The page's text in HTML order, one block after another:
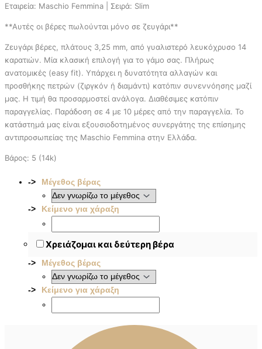
Εταιρεία: Maschio Femmina | Σειρά: Slim
**Αυτές οι βέρες πωλούνται μόνο σε ζευγάρι**
Ζευγάρι βέρες, πλάτους 3,25 mm, από γυαλιστερό λευκόχρυσο 14
καρατιών. Μία κλασική επιλογή για το γάμο σας. Πλήρως
ανατομικές (easy fit). Υπάρχει η δυνατότητα αλλαγών και
προσθήκης πετρών (ζιργκόν ή διαμάντι) κατόπιν συνεννόησης μαζί
μας. Η τιμή θα προσαρμοστεί ανάλογα. Διαθέσιμες κατόπιν
παραγγελίας. Παράδοση σε 4 με 10 μέρες από την παραγγελία. To
κατάστημά μας είναι εξουσιοδοτημένος συνεργάτης της επίσημης
αντιπροσωπείας της Maschio Femmina στην Ελλάδα.
Βάρος: 5 (14k)
Μέγεθος βέρας
Κείμενο για χάραξη
Χρειάζομαι και δεύτερη βέρα
Μέγεθος βέρας
Κείμενο για χάραξη